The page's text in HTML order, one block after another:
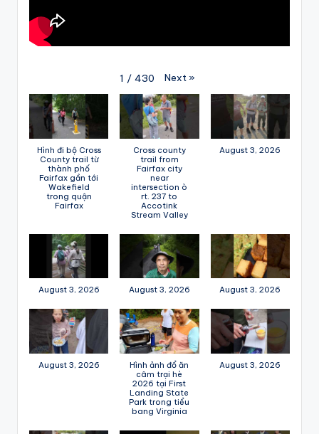
1 / 430 Next »
Hình đi bộ Cross
County trail từ
thành phố
Fairfax gần tới
Wakefield
trong quận
Fairfax
Cross county
trail from
Fairfax city
near
intersection ò
rt. 237 to
Accotink
Stream Valley
August 3, 2026
August 3, 2026 August 3, 2026 August 3, 2026
August 3, 2026
Hình ảnh đổ ăn
câm trại hè
2026 tại First
Landing State
Park trong tiểu
bang Virginia
August 3, 2026